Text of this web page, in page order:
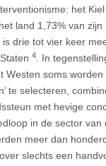
het
land 1,73% van
drie tot vier keer
4
. In
Westen soms worden
te selecteren,
met hevige
in de sector van
meer dan
slechts een